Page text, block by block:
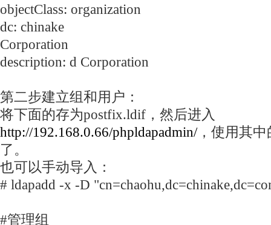
objectClass: organization
dc: chinake
Corporation
description: d Corporation
第二步建立组和用户：
将下面的存为postfix.ldif，然后进入
http://192.168.0.66/phpldapadmin/，使用其中
了。
也可以手动导入：
# ldapadd -x -D
#管理组